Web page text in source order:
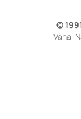
©
Vana-